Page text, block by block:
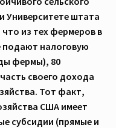
Университете штата
из тех фермеров в
налоговую
фермы), 80
своего дохода
Тот факт,
США имеет
субсидии (прямые и